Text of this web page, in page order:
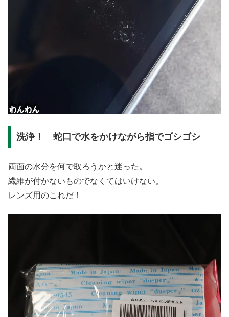
洗浄！ 蛇口で水をかけながら指でゴシゴシ
両面の水分を何で取ろうかと迷った。
繊維が付かないものでなくてはいけない。
レンズ用のこれだ！